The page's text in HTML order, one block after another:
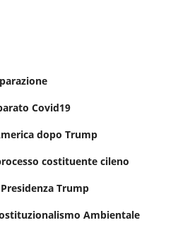
Covid19
dopo Trump
costituente cileno
Trump
Ambientale